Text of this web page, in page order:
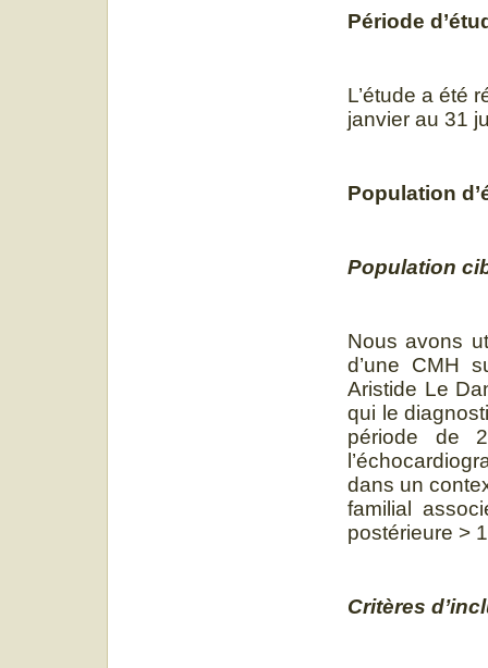
Période
L’étude a été
janvier au 31
Population
Population
Nous avons
d’une CMH
Aristide Le
qui le
période de
dans un
familial
postérieure >
Critères